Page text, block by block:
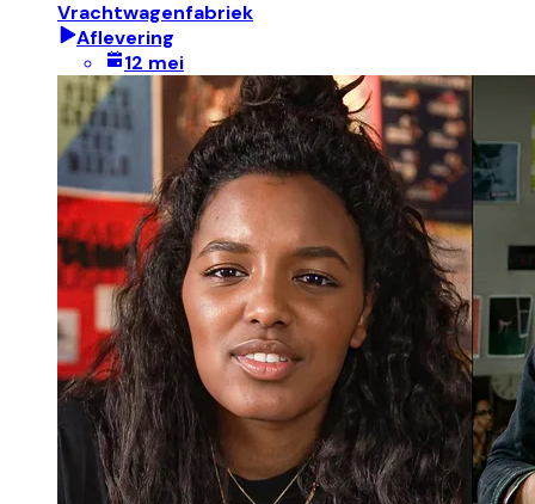
Vrachtwagenfabriek
Aflevering
12 mei